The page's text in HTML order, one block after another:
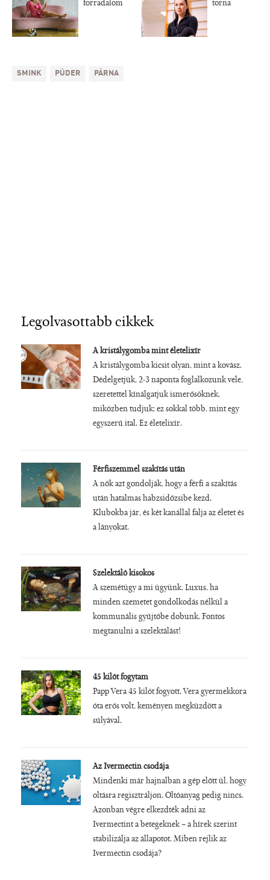
forradalom torna
SMINK PÚDER PÁRNA
Legolvasottabb cikkek
A kristálygomba mint életelixír
A kristálygomba kicsit olyan, mint a kovász.
Dédelgetjük, 2-3 naponta foglalkozunk vele,
szeretettel kínálgatjuk ismerősöknek,
miközben tudjuk: ez sokkal több, mint egy
egyszerű ital. Ez életelixír.
Férfiszemmel szakítás után
A nők azt gondolják, hogy a férfi a szakítás
után hatalmas habzsidőzsibe kezd.
Klubokba jár, és két kanállal falja az életet és
a lányokat.
Szelektáló kisokos
A szemétügy a mi ügyünk. Luxus, ha
minden szemetet gondolkodás nélkül a
kommunális gyűjtőbe dobunk. Fontos
megtanulni a szelektálást!
45 kilót fogytam
Papp Vera 45 kilót fogyott. Vera gyermekkora
óta erős volt, keményen megküzdött a
súlyával.
Az Ivermectin csodája
Mindenki már hajnalban a gép előtt ül, hogy
oltásra regisztráljon. Oltóanyag pedig nincs.
Azonban végre elkezdték adni az
Ivermectint a betegeknek – a hírek szerint
stabilizálja az állapotot. Miben rejlik az
Ivermectin csodája?